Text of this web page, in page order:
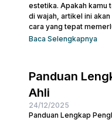
estetika. Apakah kamu
di wajah, artikel ini
cara yang tepat
mengetahui cara...
Baca Selengkapnya
Panduan
Ahli
24/12/2025
Panduan Lengkap